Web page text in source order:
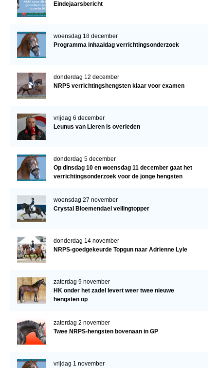
Eindejaarsbericht
woensdag 18 december
Programma inhaaldag verrichtingsonderzoek
donderdag 12 december
NRPS verrichtingshengsten klaar voor examen
vrijdag 6 december
Leunus van Lieren is overleden
donderdag 5 december
Op dinsdag 10 en woensdag 11 december gaat het
verrichtingsonderzoek voor de jonge hengsten
woensdag 27 november
Crystal Bloemendael veilingtopper
donderdag 14 november
NRPS-goedgekeurde Topgun naar Adrienne Lyle
zaterdag 9 november
HK onder het zadel levert weer twee nieuwe
hengsten op
zaterdag 2 november
Twee NRPS-hengsten bovenaan in GP
vrijdag 1 november